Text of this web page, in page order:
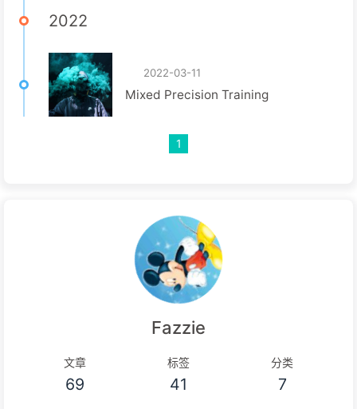
2022
2022-03-11
Mixed Precision Training
1
Fazzie
文章
69
标签
41
分类
7